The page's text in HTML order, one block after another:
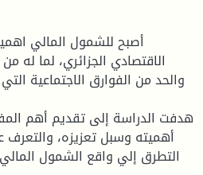
أصبح للشمول المالي
الاقتصادي الجزائري، لما له
والحد من الفوارق الاجتماعية
هدفت الدراسة إلى تقديم أهم
أهميته وسبل تعزيزه،
التطرق إلي واقع الشمول